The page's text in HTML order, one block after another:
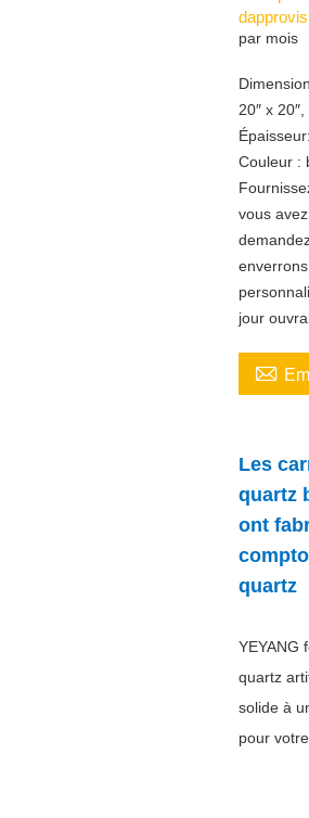
par mois
20″ x
Couleur :
vous
jour

Les
quartz
ont
quartz
YEYANG
quartz
solide à
pour